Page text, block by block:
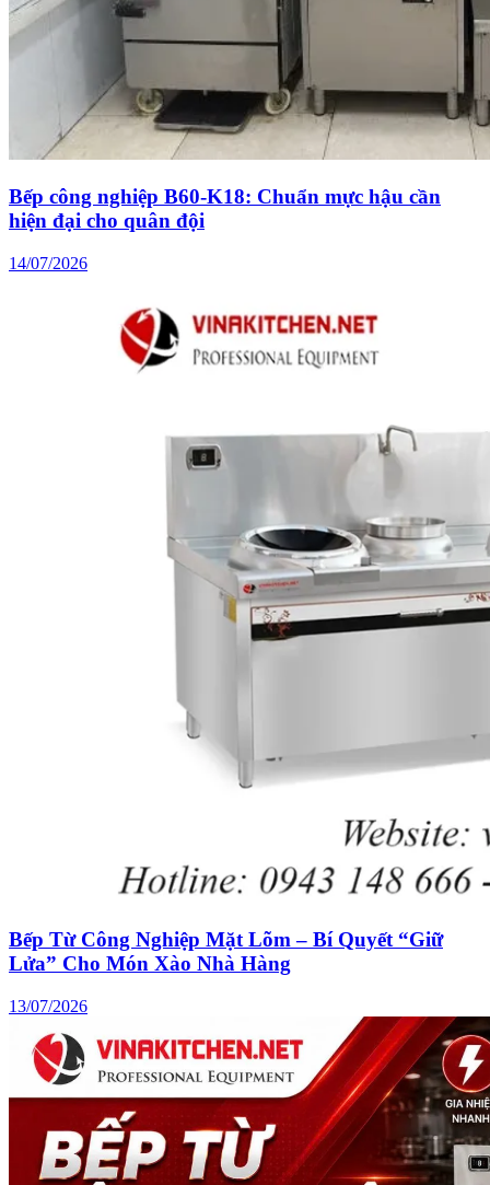
Bếp công nghiệp B60-K18: Chuẩn mực hậu cần
hiện đại cho quân đội
14/07/2026
Bếp Từ Công Nghiệp Mặt Lõm – Bí Quyết “Giữ
Lửa” Cho Món Xào Nhà Hàng
13/07/2026